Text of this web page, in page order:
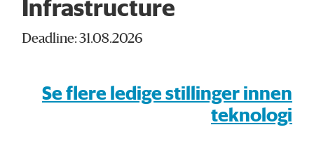
Infrastructure
Deadline: 31.08.2026
Se flere ledige stillinger innen
teknologi